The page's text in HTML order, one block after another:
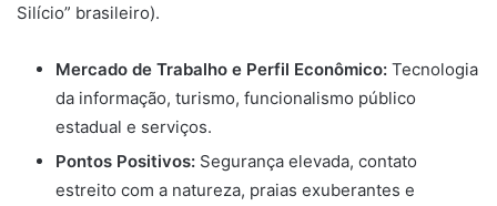
Silício” brasileiro).
Mercado de Trabalho e Perfil Econômico: Tecnologia
da informação, turismo, funcionalismo público
estadual e serviços.
Pontos Positivos: Segurança elevada, contato
estreito com a natureza, praias exuberantes e